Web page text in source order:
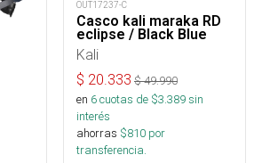
OUT17237-C
Casco kali maraka RD
eclipse / Black Blue
Kali
$ 20.333 $49.990
en 6cuotas de $3.389sin
interés
ahorras $810 por
transferencia.